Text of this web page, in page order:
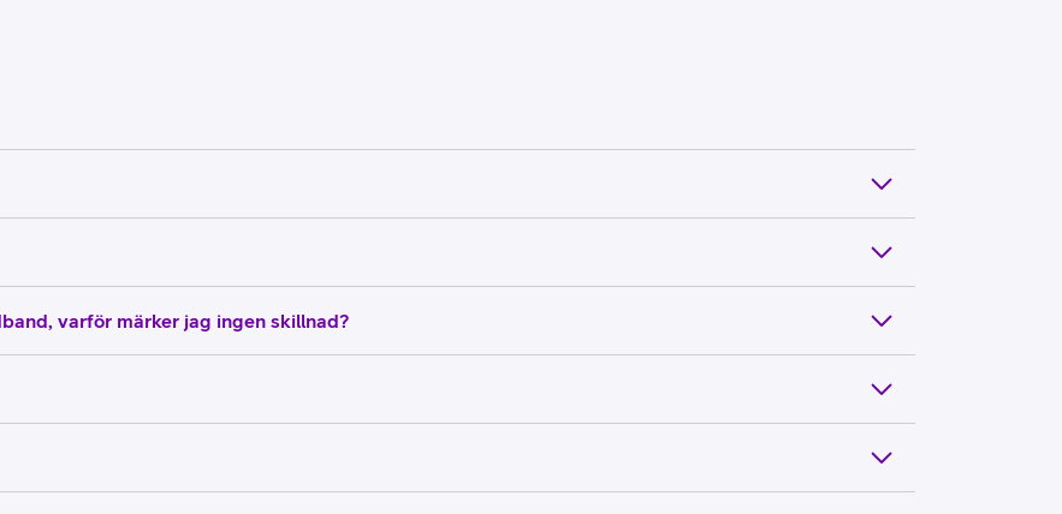
varför märker jag ingen skillnad?